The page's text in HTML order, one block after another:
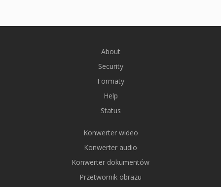
About
Security
Formaty
Help
Status
Konwerter wideo
Konwerter audio
Konwerter dokumentów
Przetwornik obrazu